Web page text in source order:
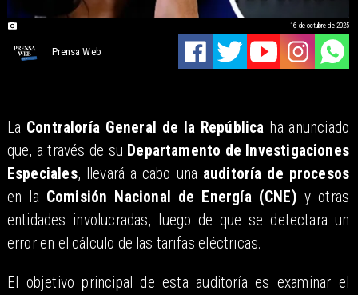
Prensa Web
16 de octubre de 2025
La Contraloría General de la República ha anunciado
que, a través de su Departamento de Investigaciones
Especiales, llevará a cabo una auditoría de procesos
en la Comisión Nacional de Energía (CNE) y otras
entidades involucradas, luego de que se detectara un
error en el cálculo de las tarifas eléctricas.
El objetivo principal de esta auditoría es examinar el